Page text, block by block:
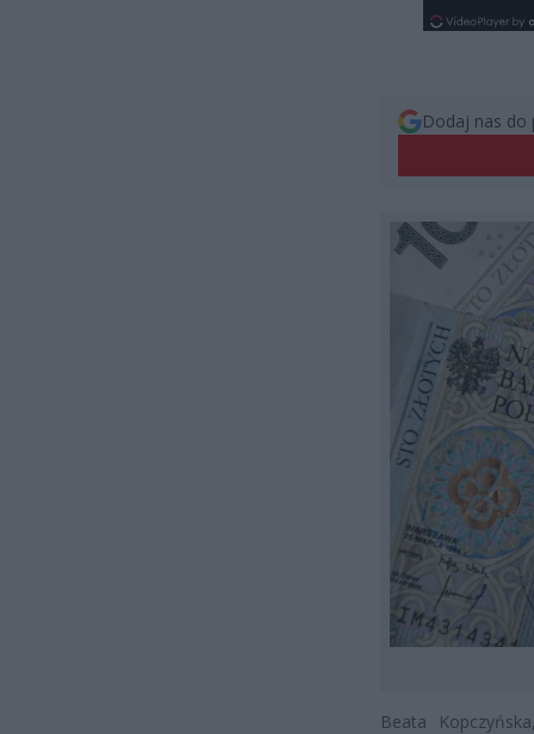
Dodaj nas do
Beata